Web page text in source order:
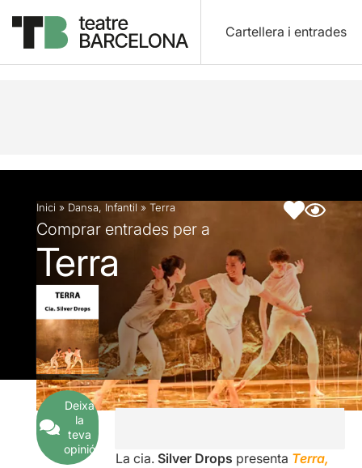
Cartellera i entrades
Descripció Fitxa artística
Inici » Dansa, Infantil » Terra
Comprar entrades per a
Terra
Deixa
la
teva
opinió
La cia.Silver Drops presenta Terra,